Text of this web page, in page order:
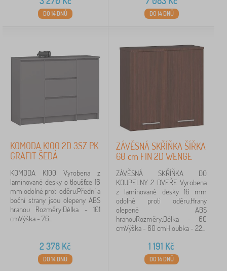
DO 14 DNŮ DO 14 DNŮ
KOMODA K100 2D 3SZ PK
GRAFIT ŠEDÁ
KOMODA K100 Vyrobena z
laminované desky o tloušťce 16
mm odolné proti oděru.Přední a
boční strany jsou olepeny ABS
hranou Rozměry:Délka - 101
cmVýška - 76...
2 378 Kč
DO 14 DNŮ
ZÁVĚSNÁ SKŘÍŇKA ŠÍŘKA
60 cm FIN 2D WENGE
ZÁVĚSNÁ SKŘÍŇKA DO
KOUPELNY 2 DVEŘE Vyrobena
z laminované desky 16 mm
odolné proti oděru.Hrany
olepené ABS
hranouRozměry:Délka - 60
cmVýška - 60 cmHloubka - 22...
1 191 Kč
DO 14 DNŮ